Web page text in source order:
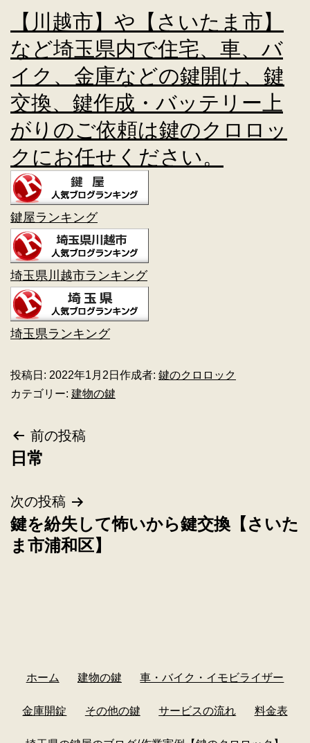
【川越市】や【さいたま市】
など埼玉県内で住宅、車、バ
イク、金庫などの鍵開け、鍵
交換、鍵作成・バッテリー上
がりのご依頼は鍵のクロロッ
クにお任せください。
鍵屋ランキング
埼玉県川越市ランキング
埼玉県ランキング
投稿日: 2022年1月2日 作成者: 鍵のクロロック
カテゴリー: 建物の鍵
前の投稿
日常
次の投稿
鍵を紛失して怖いから鍵交換【さいた
ま市浦和区】
ホーム 建物の鍵 車・バイク・イモビライザー
金庫開錠 その他の鍵 サービスの流れ 料金表